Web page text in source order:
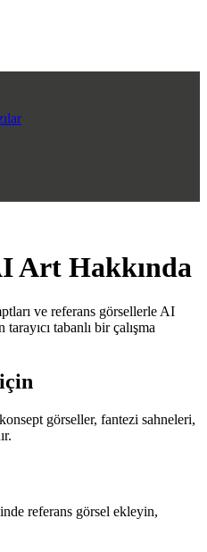
Art Hakkında
ve referans görsellerle AI
tabanlı bir çalışma
görseller, fantezi sahneleri,
referans görsel ekleyin,